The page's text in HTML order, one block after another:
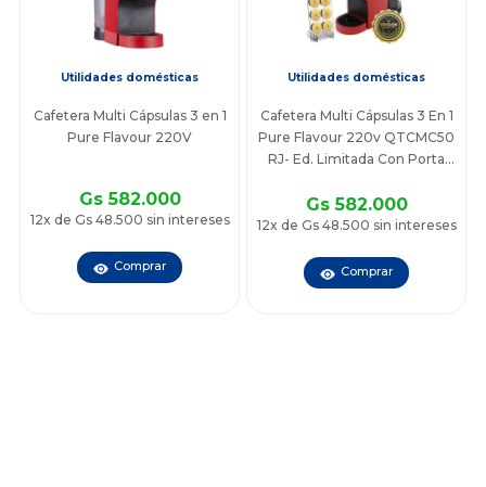
Utilidades domésticas
Cafetera Multi Cápsulas 3 en 1
Pure Flavour 220V
Gs 582.000
12x de Gs 48.500 sin intereses
Comprar
Utilidades domésticas
Cafetera Multi Cápsulas 3 En 1
Pure Flavour 220v QTCMC50
RJ- Ed. Limitada Con Porta
Gs 582.000
12x de Gs 48.500 sin intereses
Comprar